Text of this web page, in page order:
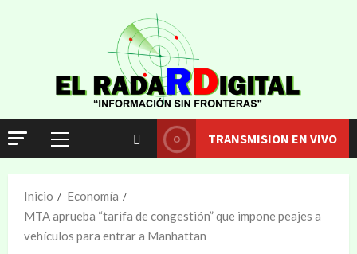
TRANSMISION EN VIVO
Inicio
Economía
MTA aprueba “tarifa de congestión” que impone peajes a
vehículos para entrar a Manhattan